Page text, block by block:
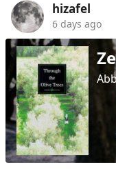
hizafel
6 days ago